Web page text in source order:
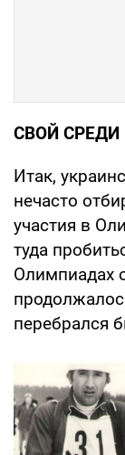
СВОЙ
Итак,
нечасто
участия в
туда
Олимпиадах
перебрался